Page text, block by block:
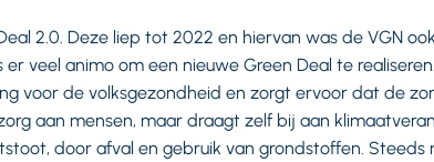
2.0. Deze liep tot 2022 en hiervan was de VGN ook
veel animo om een nieuwe Green Deal te
voor de volksgezondheid en zorgt ervoor dat de
aan mensen, maar draagt zelf bij aan
door afval en gebruik van grondstoffen. Steeds